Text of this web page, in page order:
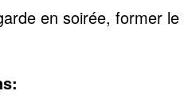
en soirée, former